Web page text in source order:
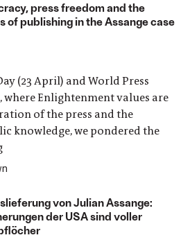
press freedom and the
of publishing in the Assange case
(23 April) and World Press
where Enlightenment values are
of the press and the
knowledge, we pondered the
von Julian Assange:
der USA sind voller